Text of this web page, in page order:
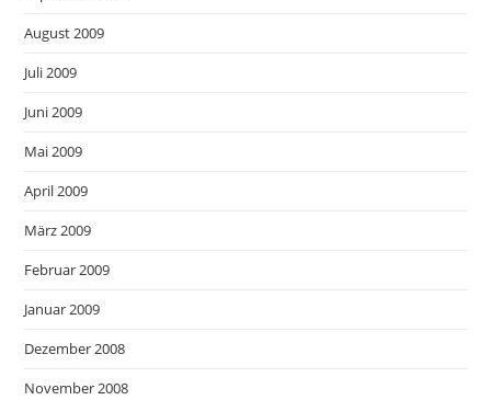
August 2009
Juli 2009
Juni 2009
Mai 2009
April 2009
März 2009
Februar 2009
Januar 2009
Dezember 2008
November 2008